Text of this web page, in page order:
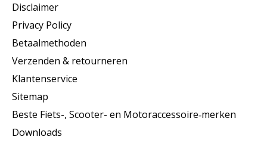
Disclaimer
Privacy Policy
Betaalmethoden
Verzenden & retourneren
Klantenservice
Sitemap
Beste Fiets-, Scooter- en Motoraccessoire‑merken
Downloads